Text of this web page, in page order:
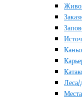
Леса/